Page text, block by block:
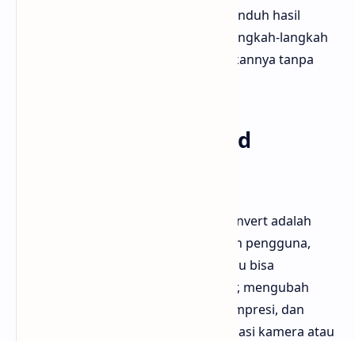
tunggu prosesnya selesai. Terakhir, unduh hasil
konversi ke perangkatmu. Dengan langkah-langkah
ini, bahkan pemula pun bisa melakukannya tanpa
Fungsi Opsi Advanced
Opsi Advanced Settings pada FreeConvert adalah
fitur tambahan yang sering diabaikan pengguna,
padahal sangat berguna. Di sini, kamu bisa
menentukan tingkat kualitas gambar, mengubah
ukuran dimensi, memilih metode kompresi, dan
menghapus metadata seperti informasi kamera atau